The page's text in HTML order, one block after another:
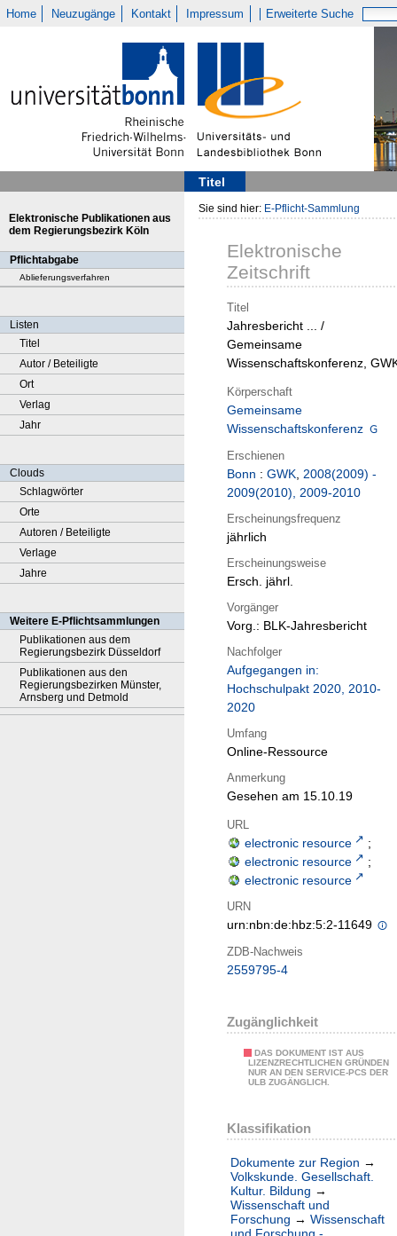
Home Neuzugänge Kontakt Impressum Erweiterte Suche
Titel
Elektronische Publikationen aus
dem Regierungsbezirk Köln
Pflichtabgabe
Ablieferungsverfahren
Listen
Titel
Autor / Beteiligte
Ort
Verlag
Jahr
Clouds
Schlagwörter
Orte
Autoren / Beteiligte
Verlage
Jahre
Weitere E-Pflichtsammlungen
Publikationen aus dem
Regierungsbezirk Düsseldorf
Publikationen aus den
Regierungsbezirken Münster,
Arnsberg und Detmold
Sie sind hier: E-Pflicht-Sammlung
Elektronische
Zeitschrift
Titel
Jahresbericht ... /
Gemeinsame
Wissenschaftskonferenz,
Körperschaft
Gemeinsame
Wissenschaftskonferenz
Erschienen
Bonn : GWK, 2008(2009) -
2009(2010), 2009-2010
Erscheinungsfrequenz
jährlich
Erscheinungsweise
Ersch. jährl.
Vorgänger
Vorg.: BLK-Jahresbericht
Nachfolger
Aufgegangen in:
Hochschulpakt 2020, 2010-
2020
Umfang
Online-Ressource
Anmerkung
Gesehen am 15.10.19
URL
electronic resource
;
electronic resource
;
electronic resource
URN
urn:nbn:de:hbz:5:2-11649
ZDB-Nachweis
2559795-4
Zugänglichkeit
DAS DOKUMENT IST AUS
LIZENZRECHTLICHEN GRÜNDEN
NUR AN DEN SERVICE-PCS DER
ULB ZUGÄNGLICH.
Klassifikation
Dokumente zur Region →
Volkskunde. Gesellschaft.
Kultur. Bildung →
Wissenschaft und
Forschung → Wissenschaft